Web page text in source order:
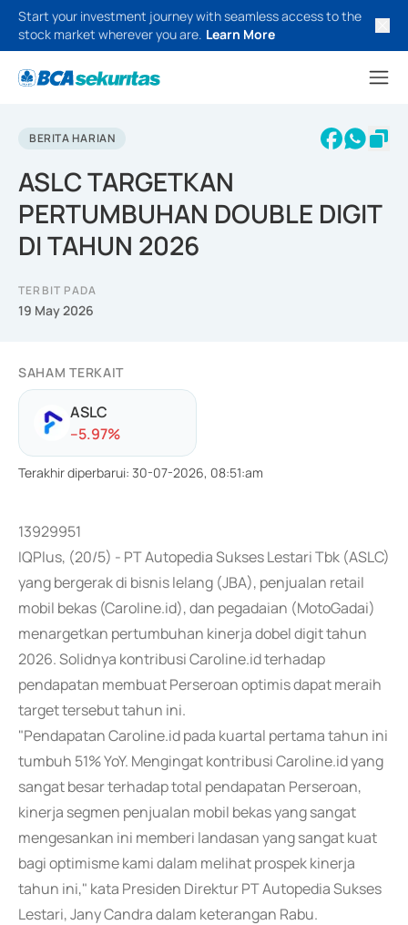
Start your investment journey with seamless access to the
stock market wherever you are. Learn More
BERITA HARIAN
ASLC TARGETKAN
PERTUMBUHAN DOUBLE DIGIT
DI TAHUN 2026
TERBIT PADA
19 May 2026
SAHAM TERKAIT
ASLC
--5.97%
Terakhir diperbarui: 30-07-2026, 08:51:am
13929951
IQPlus, (20/5) - PT Autopedia Sukses Lestari Tbk (ASLC)
yang bergerak di bisnis lelang (JBA), penjualan retail
mobil bekas (Caroline.id), dan pegadaian (MotoGadai)
menargetkan pertumbuhan kinerja dobel digit tahun
2026. Solidnya kontribusi Caroline.id terhadap
pendapatan membuat Perseroan optimis dapat meraih
target tersebut tahun ini.
"Pendapatan Caroline.id pada kuartal pertama tahun ini
tumbuh 51% YoY. Mengingat kontribusi Caroline.id yang
sangat besar terhadap total pendapatan Perseroan,
kinerja segmen penjualan mobil bekas yang sangat
mengesankan ini memberi landasan yang sangat kuat
bagi optimisme kami dalam melihat prospek kinerja
tahun ini," kata Presiden Direktur PT Autopedia Sukses
Lestari, Jany Candra dalam keterangan Rabu.